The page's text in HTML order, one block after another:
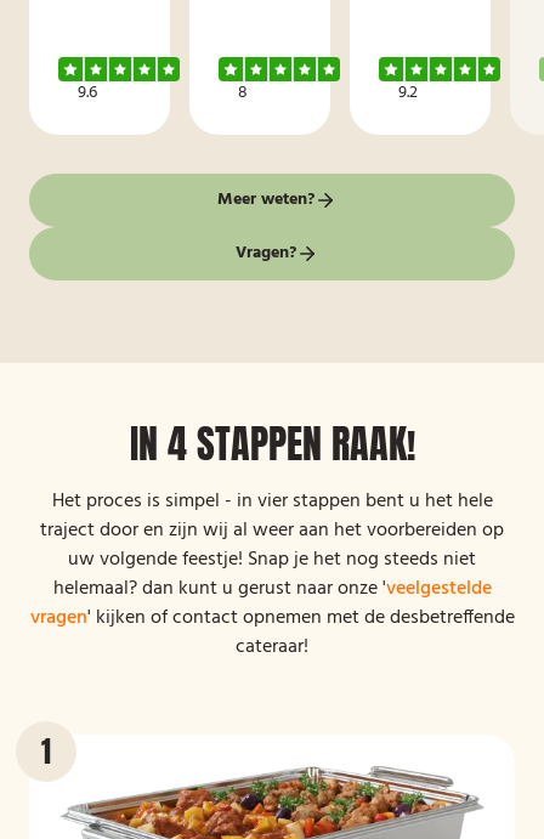
9.6 8 9.2
Meer weten?
Vragen?
IN 4 STAPPEN RAAK!
Het proces is simpel - in vier stappen bent u het hele
traject door en zijn wij al weer aan het voorbereiden op
uw volgende feestje! Snap je het nog steeds niet
helemaal? dan kunt u gerust naar onze 'veelgestelde
vragen' kijken of contact opnemen met de desbetreffende
cateraar!